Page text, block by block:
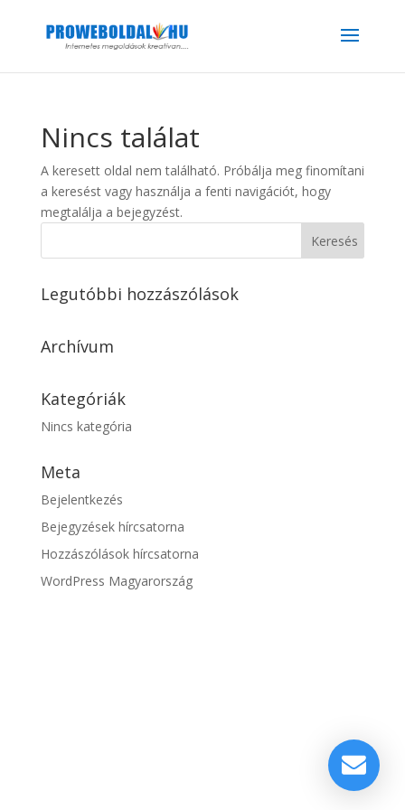
Nincs találat
A keresett oldal nem található. Próbálja meg finomítani
a keresést vagy használja a fenti navigációt, hogy
megtalálja a bejegyzést.
Legutóbbi hozzászólások
Archívum
Kategóriák
Nincs kategória
Meta
Bejelentkezés
Bejegyzések hírcsatorna
Hozzászólások hírcsatorna
WordPress Magyarország